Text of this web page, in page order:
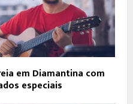
em Diamantina com
especiais